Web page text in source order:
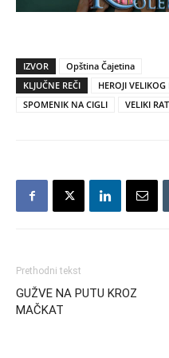
IZVOR
Opština Čajetina
KLJUČNE REČI
HEROJI VELIKOG
SPOMENIK NA CIGLI
VELIKI RAT
Prethodni tekst
GUŽVE NA PUTU KROZ
MAČKAT